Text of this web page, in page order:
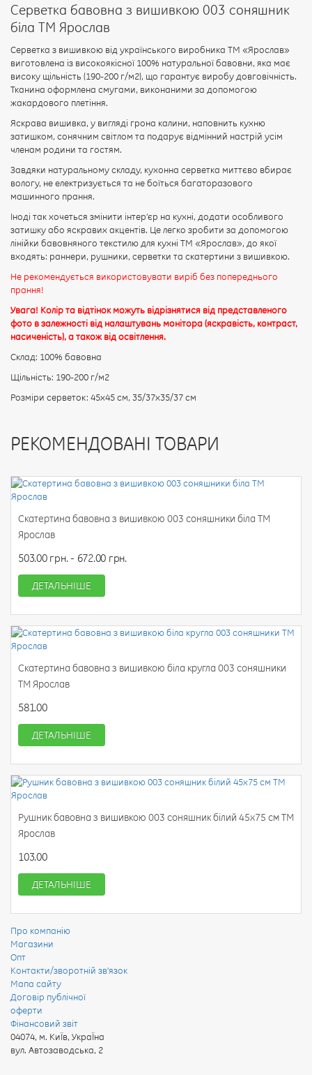
Серветка бавовна з вишивкою 003 соняшник
біла ТМ Ярослав
Серветка з вишивкою від українського виробника ТМ «Ярослав»
виготовлена із високоякісної 100% натуральної бавовни, яка має
високу щільність (190-200 г/м2), що гарантує виробу довговічність.
Тканина оформлена смугами, виконаними за допомогою
жакардового плетіння.
Яскрава вишивка, у вигляді грона калини, наповнить кухню
затишком, сонячним світлом та подарує відмінний настрій усім
членам родини та гостям.
Завдяки натуральному складу, кухонна серветка миттєво вбирає
вологу, не електризується та не боїться багаторазового
машинного прання.
Іноді так хочеться змінити інтер’єр на кухні, додати особливого
затишку або яскравих акцентів. Це легко зробити за допомогою
лінійки бавовняного текстилю для кухні ТМ «Ярослав», до якої
входять: раннери, рушники, серветки та скатертини з вишивкою.
Не рекомендується використовувати виріб без попереднього
прання!
Увага! Колір та відтінок можуть відрізнятися від представленого
фото в залежності від налаштувань монітора (яскравість, контраст,
насиченість), а також від освітлення.
Склад: 100% бавовна
Щільність: 190-200 г/м2
Розміри серветок: 45х45 см, 35/37х35/37 см
Рейтинг:
ПРОДОВЖИТИ
РЕКОМЕНДОВАНІ ТОВАРИ
Скатертина бавовна з вишивкою 003 соняшники біла ТМ
Ярослав
503.00 грн. - 672.00 грн.
ДЕТАЛЬНІШЕ
Скатертина бавовна з вишивкою біла кругла 003 соняшники
ТМ Ярослав
581.00
ДЕТАЛЬНІШЕ
Рушник бавовна з вишивкою 003 соняшник білий 45х75 см ТМ
Ярослав
103.00
ДЕТАЛЬНІШЕ
Про компанію
Магазини
Опт
Контакти/зворотній зв'язок
Мапа сайту
Договір публічної
оферти
Фінансовий звіт
04074, м. КиЇв, УкраЇна
вул. Автозаводська, 2